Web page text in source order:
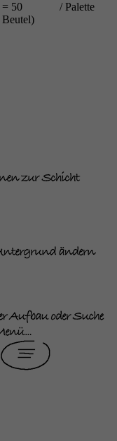
= 50
Beutel)
/ Palette